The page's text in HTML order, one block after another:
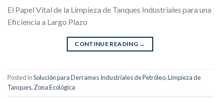
El Papel Vital de la Limpieza de Tanques Industriales para una
Eficiencia a Largo Plazo
CONTINUE READING →
Posted inSolución para Derrames Industriales de Petróleo,Limpieza de
Tanques, Zona Ecológica